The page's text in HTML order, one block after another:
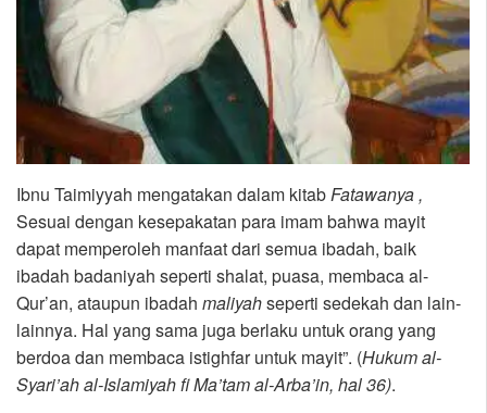
Ibnu Taimiyyah mengatakan dalam kitabFatawanya ,
Sesuai dengan kesepakatan para imam bahwa mayit
dapat memperoleh manfaat dari semua ibadah, baik
ibadah badaniyah seperti shalat, puasa, membaca al-
Qur’an, ataupun ibadah maliyahseperti sedekah dan lain-
lainnya. Hal yang sama juga berlaku untuk orang yang
berdoa dan membaca istighfar untuk mayit”. (Hukum al-
Syari’ah al-Islamiyah fi Ma’tam al-Arba’in, hal 36).